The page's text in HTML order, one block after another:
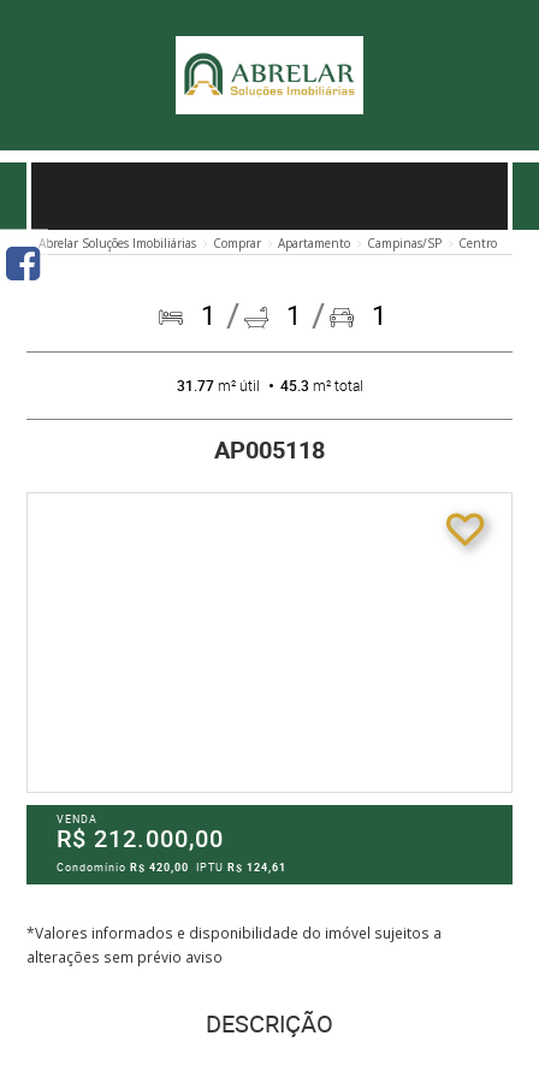
Abrelar Soluções Imobiliárias Comprar Apartamento Campinas/SP Centro
1 1 1
31.77m² útil 45.3 m² total
AP005118
VENDA
R$ 212.000,00
CondomínioR$ 420,00 IPTUR$ 124,61
*Valores informados e disponibilidade do imóvel sujeitos a
alterações sem prévio aviso
DESCRIÇÃO